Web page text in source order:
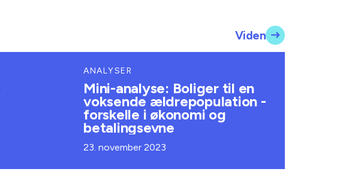
Viden
ANALYSER
Mini-analyse: Boliger til en
voksende ældrepopulation -
forskelle i økonomi og
betalingsevne
23. november 2023